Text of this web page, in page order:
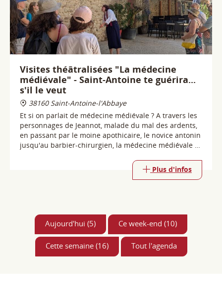
Visites théâtralisées "La médecine
médiévale" - Saint-Antoine te guérira...
s'il le veut
38160 Saint-Antoine-l'Abbaye
Et si on parlait de médecine médiévale ? A travers les
en passant par le moine apothicaire, le novice antonin
jusqu'au barbier-chirurgien, la médecine médiévale se
dévoile et vous surprend !
Ce week-end (10)
Tout l'agenda
Saint Antoine l'Abbaye